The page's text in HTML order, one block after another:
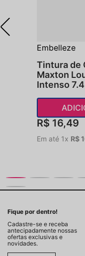
Embelleze
Tintura de
Maxton
Intenso 7.4
R$ 16,49
Em até 1x R$
Fique por dentro!
Cadastre-se e receba
antecipadamente nossas
ofertas exclusivas e
novidades.